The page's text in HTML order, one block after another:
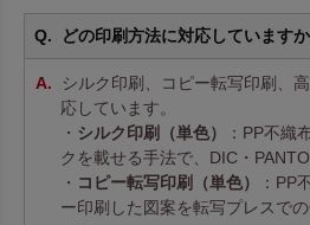
どの印刷方法に対応していますか
シルク印刷、コピー転写印刷、
応しています。
・ シルク印刷（単色）
：PP不織
クを載せる手法で、DIC・
・ コピー転写印刷（単色）
：PP
ー印刷した図案を転写プレスで